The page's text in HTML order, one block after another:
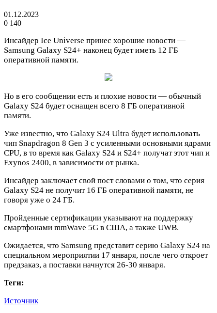
01.12.2023
0 140
Инсайдер Ice Universe принес хорошие новости —
Samsung Galaxy S24+ наконец будет иметь 12 ГБ
оперативной памяти.
Но в его сообщении есть и плохие новости — обычный
Galaxy S24 будет оснащен всего 8 ГБ оперативной
памяти.
Уже известно, что Galaxy S24 Ultra будет использовать
чип Snapdragon 8 Gen 3 с усиленными основными ядрами
CPU, в то время как Galaxy S24 и S24+ получат этот чип и
Exynos 2400, в зависимости от рынка.
Инсайдер заключает свой пост словами о том, что серия
Galaxy S24 не получит 16 ГБ оперативной памяти, не
говоря уже о 24 ГБ.
Пройденные сертификации указывают на поддержку
смартфонами mmWave 5G в США, а также UWB.
Ожидается, что Samsung представит серию Galaxy S24 на
специальном мероприятии 17 января, после чего откроет
предзаказ, а поставки начнутся 26-30 января.
Теги:
Источник